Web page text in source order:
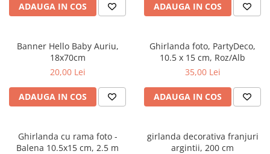
ADAUGA IN COS ADAUGA IN COS
Banner Hello Baby Auriu,
18x70cm
20,00 Lei
ADAUGA IN COS
Ghirlanda foto, PartyDeco,
10.5 x 15 cm, Roz/Alb
35,00 Lei
ADAUGA IN COS
Ghirlanda cu rama foto -
Balena 10.5x15 cm, 2.5 m
girlanda decorativa franjuri
argintii, 200 cm